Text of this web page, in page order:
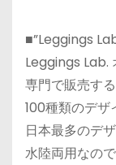
■”Leggings
Leggings Lab.
専門で販売す
100種類のデザ
日本最多のデ
水陸両用なの